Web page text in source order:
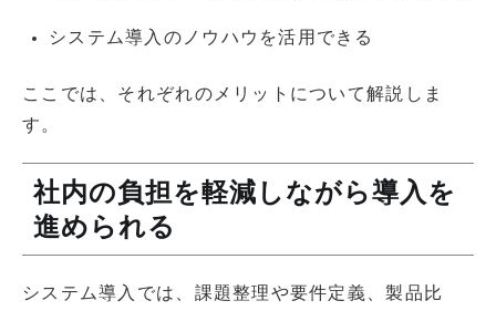
システム導入のノウハウを活用できる
ここでは、それぞれのメリットについて解説しま
す。
社内の負担を軽減しながら導入を
進められる
システム導入では、課題整理や要件定義、製品比